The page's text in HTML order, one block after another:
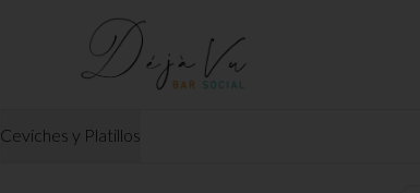
Ceviches y Platillos